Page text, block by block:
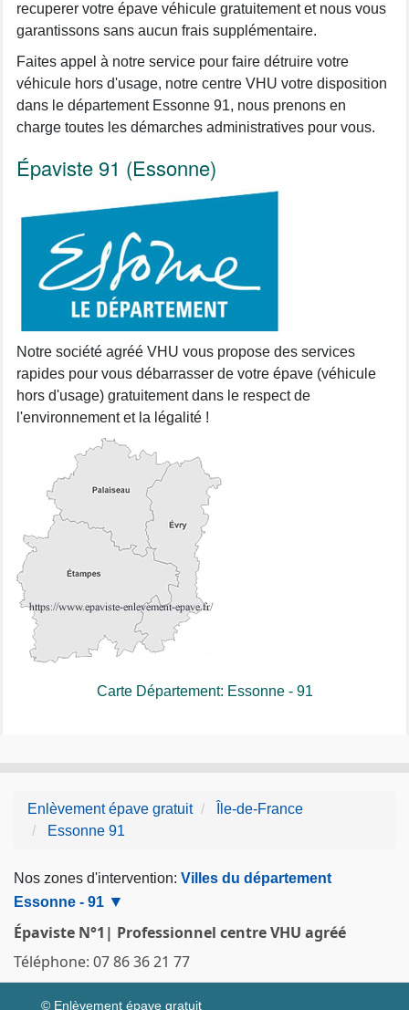
recuperer votre épave véhicule gratuitement et nous vous
garantissons sans aucun frais supplémentaire.
Faites appel à notre service pour faire détruire votre
véhicule hors d'usage, notre centre VHU votre disposition
dans le département Essonne 91, nous prenons en
charge toutes les démarches administratives pour vous.
Épaviste 91 (Essonne)
Notre société agréé VHU vous propose des services
rapides pour vous débarrasser de votre épave (véhicule
hors d'usage) gratuitement dans le respect de
l'environnement et la légalité !
Carte Département: Essonne - 91
Enlèvement épave gratuit
Île-de-France
Essonne 91
Nos zones d'intervention: Villes du département
Essonne - 91
Épaviste N°1| Professionnel centre VHU agréé
Téléphone: 07 86 36 21 77
© Enlèvement épave gratuit